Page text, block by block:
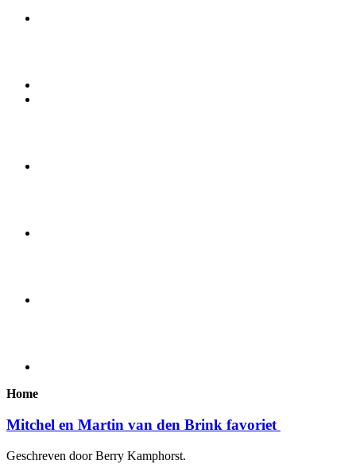
Home
Mitchel en Martin van den Brink favoriet
Geschreven door Berry Kamphorst.